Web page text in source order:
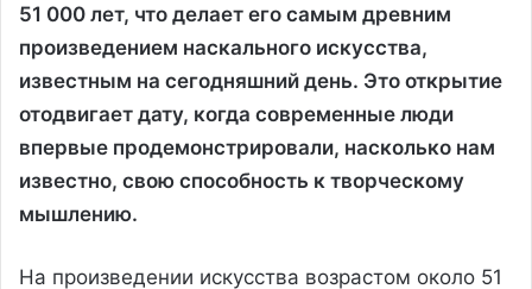
51 000 лет, что делает его самым древним
произведением наскального искусства,
известным на сегодняшний день. Это открытие
отодвигает дату, когда современные люди
впервые продемонстрировали, насколько нам
известно, свою способность к творческому
мышлению.
На произведении искусства возрастом около 51